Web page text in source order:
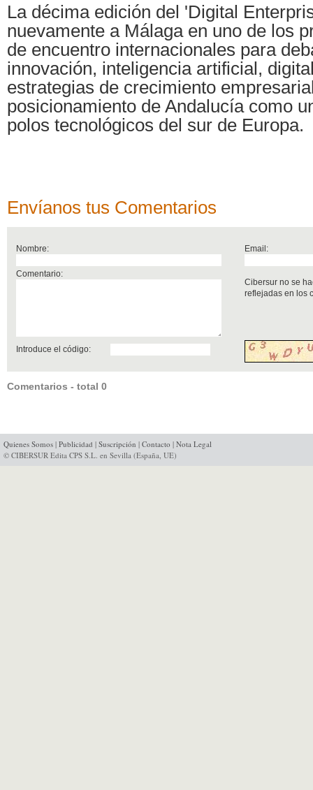
La décima edición del 'Digital
nuevamente a Málaga en uno de los
de encuentro internacionales para
innovación, inteligencia artificial,
estrategias de crecimiento
posicionamiento de Andalucía como
polos tecnológicos del sur de Europa.
Envíanos tus Comentarios
Nombre: Email:
Comentario:
Cibersur no se
reflejadas en los
Introduce el código:
Comentarios - total 0
Quienes Somos | Publicidad | Suscripción | Contacto | Nota Legal
© CIBERSUR Edita CPS S.L. en Sevilla (España, UE)